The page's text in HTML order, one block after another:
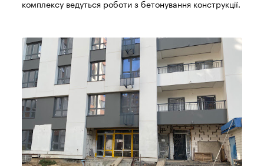
комплексу ведуться роботи з бетонування конструкції.